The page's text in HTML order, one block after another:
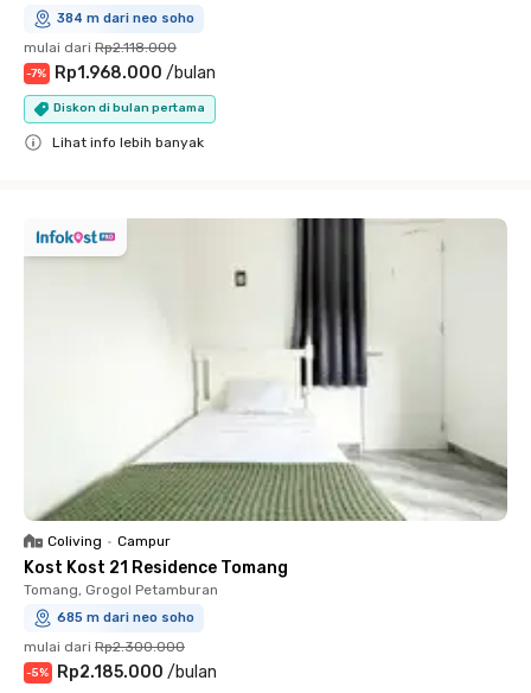
384 m dari neo soho
mulai dari Rp2.118.000
-7% Rp1.968.000 /bulan
Diskon di bulan pertama
Lihat info lebih banyak
Coliving • Campur
Kost Kost 21 Residence Tomang
Tomang, Grogol Petamburan
685 m dari neo soho
mulai dari Rp2.300.000
-5% Rp2.185.000 /bulan